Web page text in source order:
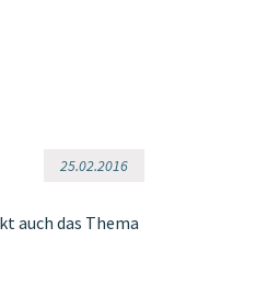
25.02.2016
auch das Thema